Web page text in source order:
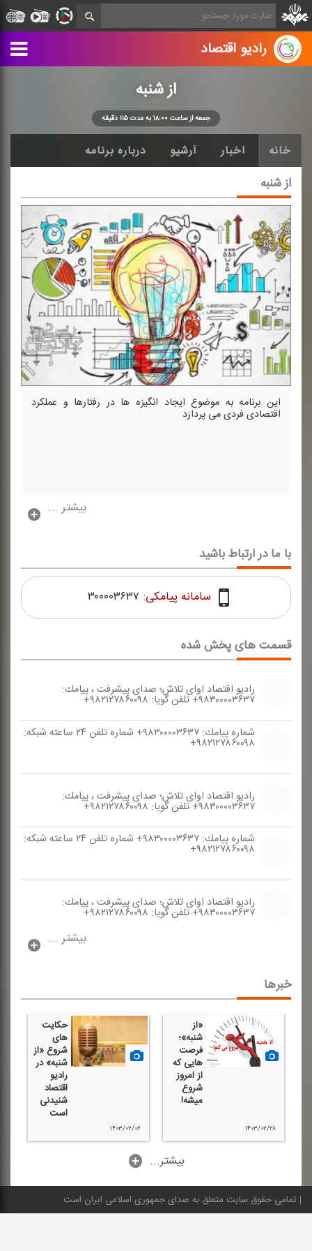
رادیو اقتصاد
از شنبه
جمعه از ساعت ۱۸:۰۰ به مدت ۱۱۵ دقیقه
خانه اخبار آرشیو درباره برنامه
از شنبه
این برنامه به موضوع ایجاد انگیزه ها در رفتارها و عملكرد
اقتصادی فردی می پردازد
بیشتر ...
قسمت های پخش شده
رادیو اقتصاد اوای تلاش؛ صدای پیشرفت ، پیامك:
۹۸۳۰۰۰۰۳۶۳۷+ تلفن گویا: ۹۸۲۱۲۷۸۶۰۰۹۸+
شماره پیامك: ۹۸۳۰۰۰۰۳۶۳۷+ شماره تلفن ۲۴ ساعته شبكه:
۹۸۲۱۲۷۸۶۰۰۹۸+
رادیو اقتصاد اوای تلاش؛ صدای پیشرفت ، پیامك:
۹۸۳۰۰۰۰۳۶۳۷+ تلفن گویا: ۹۸۲۱۲۷۸۶۰۰۹۸+
شماره پیامك: ۹۸۳۰۰۰۰۳۶۳۷+ شماره تلفن ۲۴ ساعته شبكه:
۹۸۲۱۲۷۸۶۰۰۹۸+
رادیو اقتصاد اوای تلاش؛ صدای پیشرفت ، پیامك:
۹۸۳۰۰۰۰۳۶۳۷+ تلفن گویا: ۹۸۲۱۲۷۸۶۰۰۹۸+
بیشتر ...
با ما در ارتباط باشید
سامانه پیامکی: ۳۰۰۰۰۳۶۳۷
خبرها
«از
شنبه»؛
فرصت
هایی كه
از امروز
شروع
میشه!
۱۴۰۳/۰۲/۲۸
حكایت
های
شروع «از
شنبه» در
رادیو
اقتصاد
شنیدنی
است
۱۴۰۳/۰۲/۰۶
...بیشتر
تمامی حقوق سایت متعلق به صدای جمهوری اسلامی ایران است